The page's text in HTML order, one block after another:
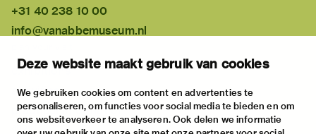
Deze website maakt gebruik van cookies
We gebruiken cookies om content en advertenties te
personaliseren, om functies voor social media te bieden en om
ons websiteverkeer te analyseren. Ook delen we informatie
+31 40 238 10 00
info@vanabbemuseum.nl
exhibitions
activities
practical information
about